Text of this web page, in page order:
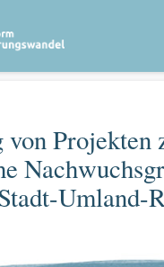
von Projekten
Umland-